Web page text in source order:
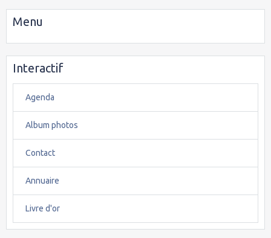
Menu
Interactif
Agenda
Album photos
Contact
Annuaire
Livre d'or